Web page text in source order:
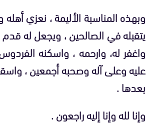
وبهذه المناسبة الأليمة ، نعزي
يتقبله في الصالحين ، ويجعل له
واغفر له، وارحمه ، واسكنه
عليه وعلى آله وصحبه أجمعين ،
بعدها .
وإنا لله وإنا إليه راجعون .